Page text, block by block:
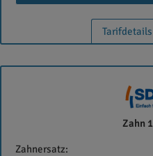
SDK
Zahn
Zahnersatz: